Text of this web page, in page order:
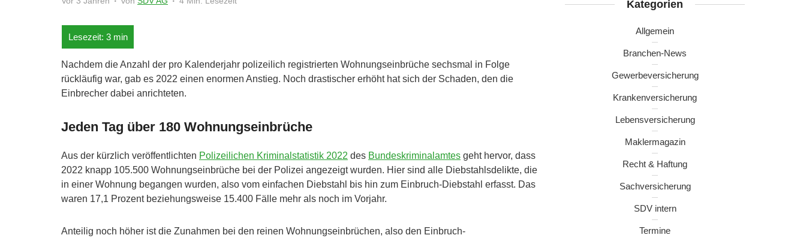
Nachdem die Anzahl der pro Kalenderjahr polizeilich registrierten Wohnungseinbrüche sechsmal in Folge
rückläufig war, gab es 2022 einen enormen Anstieg. Noch drastischer erhöht hat sich der Schaden, den die
Einbrecher dabei anrichteten.
Jeden Tag über 180 Wohnungseinbrüche
Aus der kürzlich veröffentlichten Polizeilichen Kriminalstatistik 2022 des Bundeskriminalamtes geht hervor, dass
2022 knapp 105.500 Wohnungseinbrüche bei der Polizei angezeigt wurden. Hier sind alle Diebstahlsdelikte, die
in einer Wohnung begangen wurden, also vom einfachen Diebstahl bis hin zum Einbruch-Diebstahl erfasst. Das
waren 17,1 Prozent beziehungsweise 15.400 Fälle mehr als noch im Vorjahr.
Anteilig noch höher ist die Zunahmen bei den reinen Wohnungseinbrüchen, also den Einbruch-
Kategorien
Allgemein
Branchen-News
Gewerbeversicherung
Krankenversicherung
Lebensversicherung
Maklermagazin
Recht & Haftung
Sachversicherung
SDV intern
Termine